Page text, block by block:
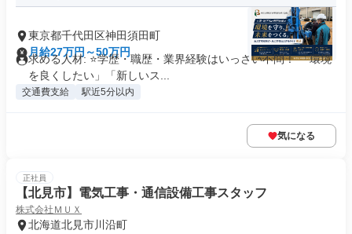
東京都千代田区神田須田町
月給27万円～50万円
求める人材: ⭐学歴・職歴・業界経験はいっさい不問！ 「環境
を良くしたい」「新しいス...
交通費支給 駅近5分以内
気になる
正社員
【北見市】電気工事・通信設備工事スタッフ
株式会社ＭＵＸ
北海道北見市川沿町